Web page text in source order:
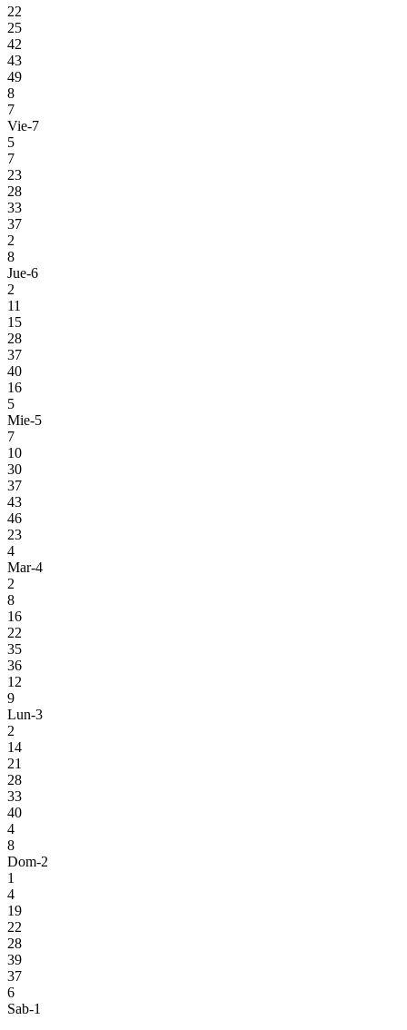
22
25
42
43
49
8
7
Vie-7
5
7
23
28
33
37
2
8
Jue-6
2
11
15
28
37
40
16
5
Mie-5
7
10
30
37
43
46
23
4
Mar-4
2
8
16
22
35
36
12
9
Lun-3
2
14
21
28
33
40
4
8
Dom-2
1
4
19
22
28
39
37
6
Sab-1